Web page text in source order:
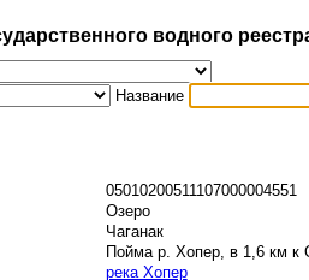
водного
Название
05010200511107000004551
Озеро
Чаганак
Пойма р. Хопер, в 1,6 км к
река Хопер